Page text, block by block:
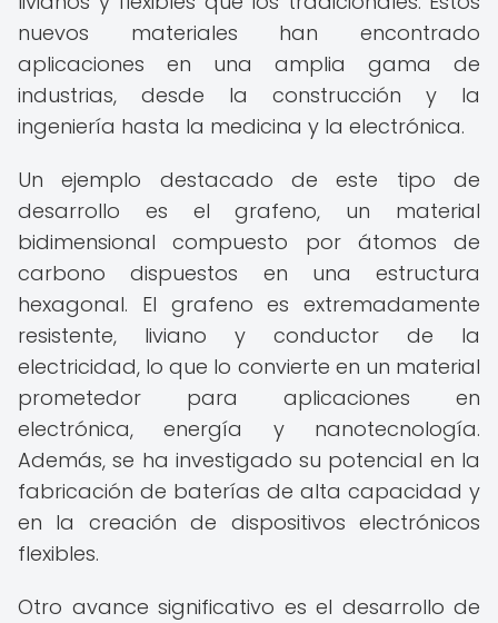
nuevos materiales han encontrado
aplicaciones en una amplia gama de
industrias, desde la construcción y la
ingeniería hasta la medicina y la electrónica.
Un ejemplo destacado de este tipo de
desarrollo es el grafeno, un material
bidimensional compuesto por átomos de
carbono dispuestos en una estructura
hexagonal. El grafeno es extremadamente
resistente, liviano y conductor de la
electricidad, lo que lo convierte en un material
prometedor para aplicaciones en
electrónica, energía y nanotecnología.
Además, se ha investigado su potencial en la
fabricación de baterías de alta capacidad y
en la creación de dispositivos electrónicos
flexibles.
Otro avance significativo es el desarrollo de